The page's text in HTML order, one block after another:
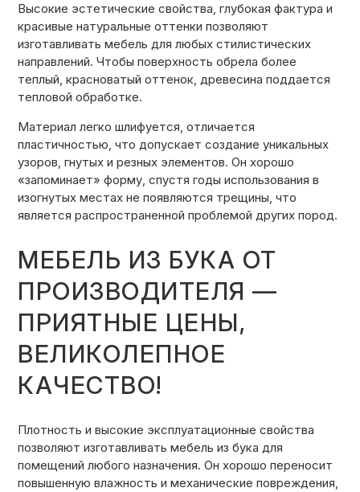
Высокие эстетические свойства, глубокая фактура и
красивые натуральные оттенки позволяют
изготавливать мебель для любых стилистических
направлений. Чтобы поверхность обрела более
теплый, красноватый оттенок, древесина поддается
тепловой обработке.
Материал легко шлифуется, отличается
пластичностью, что допускает создание уникальных
узоров, гнутых и резных элементов. Он хорошо
«запоминает» форму, спустя годы использования в
изогнутых местах не появляются трещины, что
является распространенной проблемой других пород.
МЕБЕЛЬ ИЗ БУКА ОТ
ПРОИЗВОДИТЕЛЯ —
ПРИЯТНЫЕ ЦЕНЫ,
ВЕЛИКОЛЕПНОЕ
КАЧЕСТВО!
Плотность и высокие эксплуатационные свойства
позволяют изготавливать мебель из бука для
помещений любого назначения. Он хорошо переносит
повышенную влажность и механические повреждения,